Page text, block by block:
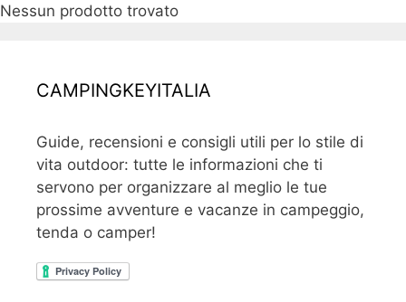
Nessun prodotto trovato
CAMPINGKEYITALIA
Guide, recensioni e consigli utili per lo stile di
vita outdoor: tutte le informazioni che ti
servono per organizzare al meglio le tue
prossime avventure e vacanze in campeggio,
tenda o camper!